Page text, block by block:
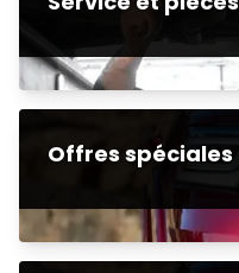
Offres spéciales